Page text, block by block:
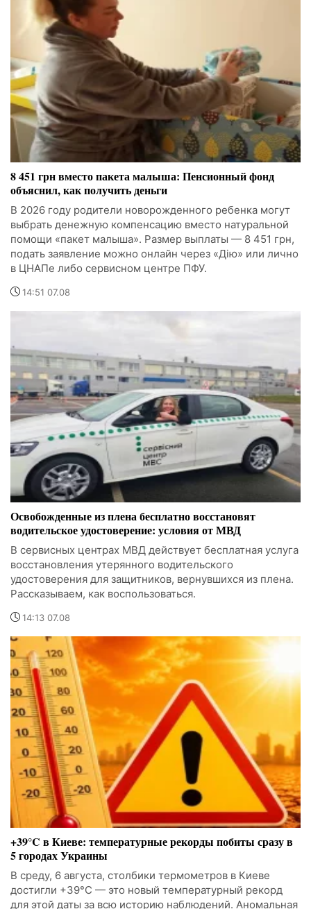
8 451 грн вместо пакета малыша: Пенсионный фонд
объяснил, как получить деньги
В 2026 году родители новорожденного ребенка могут
выбрать денежную компенсацию вместо натуральной
помощи «пакет малыша». Размер выплаты — 8 451 грн,
подать заявление можно онлайн через «Дію» или лично
в ЦНАПе либо сервисном центре ПФУ.
14:51 07.08
Освобожденные из плена бесплатно восстановят
водительское удостоверение: условия от МВД
В сервисных центрах МВД действует бесплатная услуга
восстановления утерянного водительского
удостоверения для защитников, вернувшихся из плена.
Рассказываем, как воспользоваться.
14:13 07.08
+39°C в Киеве: температурные рекорды побиты сразу в
5 городах Украины
В среду, 6 августа, столбики термометров в Киеве
достигли +39°C — это новый температурный рекорд
для этой даты за всю историю наблюдений. Аномальная